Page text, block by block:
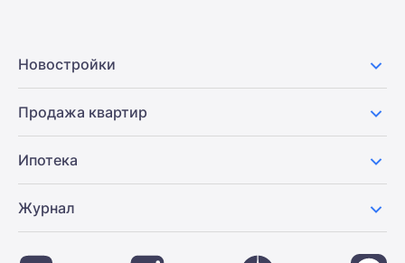
реновации
Москве
Новостройки
премиум-
класса
Новостройки
Новостройки
Продажа квартир
Ипотека
Журнал